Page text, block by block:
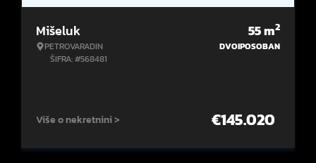
Mišeluk
PETROVARADIN
ŠIFRA: #568481
55m2
DVOIPOSOBAN
Više o nekretnini > €145.020